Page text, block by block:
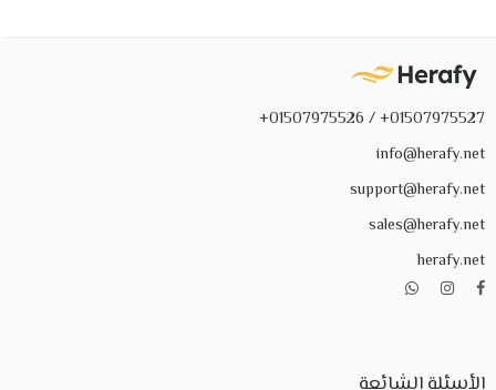
01507975527+ / 01507975526+
info@herafy.net
support@herafy.net
sales@herafy.net
herafy.net
الأسئلة الشائعة